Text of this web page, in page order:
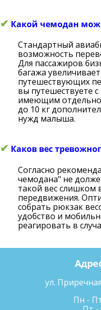
✔ Какой чемодан
Стандартный
возможность
Для пассажиров
багажа
путешествующих
вы путешествуете
имеющим
до 10 кг
нужд малыша.
✔ Каков вес
Согласно
чемодана" не
такой вес слишком
передвижения.
собрать рюкзак
удобство и
реагировать в
ул.
Пн -